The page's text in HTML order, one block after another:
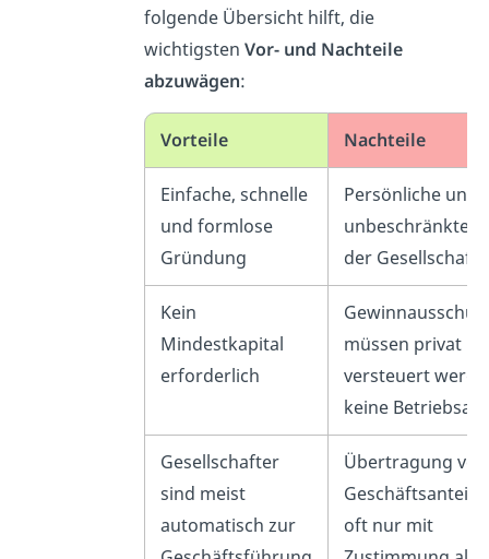
folgende Übersicht hilft, die
wichtigstenVor- und Nachteile
abzuwägen:
Vorteile Nachteile
Einfache, schnelle
und formlose
Gründung
Persönliche und
unbeschränkte
der
Kein
Mindestkapital
erforderlich
müssen privat
versteuert
keine
Gesellschafter
sind meist
automatisch zur
Übertragung von
oft nur mit